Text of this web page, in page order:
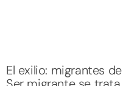
El exilio: migrantes